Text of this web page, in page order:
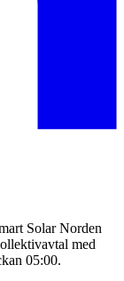
Solar Norden
med
05:00.